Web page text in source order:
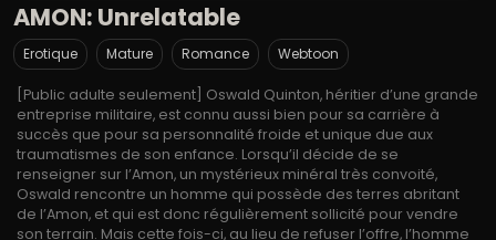
AMON: Unrelatable
Erotique Mature Romance Webtoon
[Public adulte seulement] Oswald Quinton, héritier d’une grande
entreprise militaire, est connu aussi bien pour sa carrière à
succès que pour sa personnalité froide et unique due aux
traumatismes de son enfance. Lorsqu’il décide de se
renseigner sur l’Amon, un mystérieux minéral très convoité,
Oswald rencontre un homme qui possède des terres abritant
de l’Amon, et qui est donc régulièrement sollicité pour vendre
son terrain. Mais cette fois-ci, au lieu de refuser l’offre, l’homme